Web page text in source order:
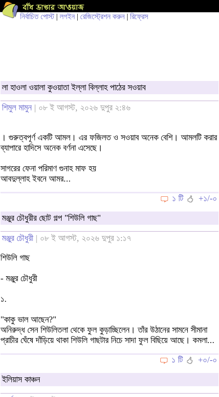
নির্বাচিত পোস্ট| লগইন | রেজিস্ট্রেশন করুন | রিফ্রেস
লা হাওলা ওয়ালা কুওয়াতা ইল্লা বিল্লাহ পাঠের সওয়াব
শিমুল মামুন | ০৮ ই আগস্ট, ২০২৬ দুপুর ২:৪৬
। গুরুত্বপূর্ণ একটি আমল। এর ফজিলত ও সওয়াব অনেক বেশি। আমলটি করার
ব্যাপারে হাদিসে অনেক বর্ণনা এসেছে।
সাগরের ফেনা পরিমাণ গুনাহ মাফ হয়
আবদুল্লাহ ইবনে আমর...
১ টি
+১/-০
মঞ্জুর চৌধুরীর ছোট গল্প "শিউলি গাছ"
মঞ্জুর চৌধুরী| ০৮ ই আগস্ট, ২০২৬ দুপুর ১:১৭
শিউলি গাছ
- মঞ্জুর চৌধুরী
১.
"কাকু ভাল আছেন?"
অনিরুদ্ধ সেন শিউলিতলা থেকে ফুল কুড়াচ্ছিলেন। তাঁর উঠানের সামনে সীমানা
প্রাচীর ঘেঁষে দাঁড়িয়ে থাকা শিউলি গাছটার নিচে সাদা ফুল বিছিয়ে আছে। কমলা...
১ টি
+০/-০
ইলিয়াস কাঞ্চন